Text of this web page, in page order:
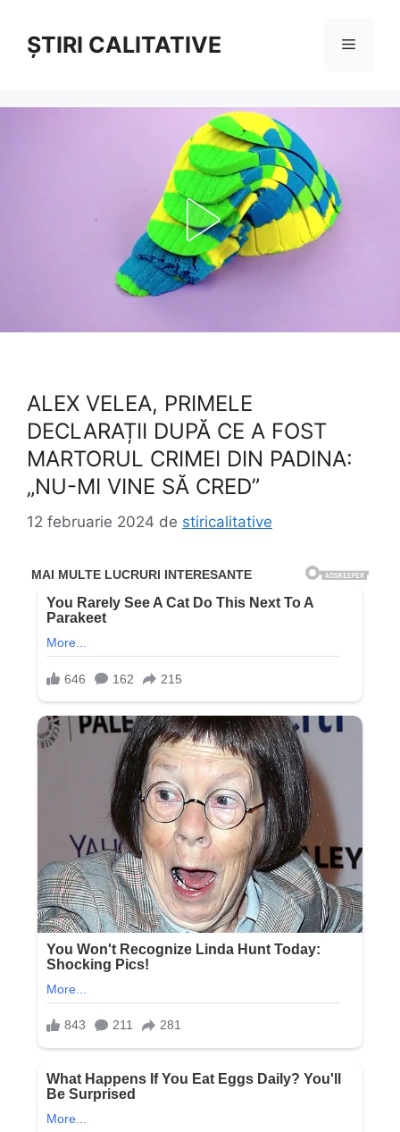
conținutȘTIRI CALITATIVE Meniu
ALEX VELEA, PRIMELE
DECLARAȚII DUPĂ CE A FOST
MARTORUL CRIMEI DIN PADINA:
„NU-MI VINE SĂ CRED”
12 februarie 2024 de stiricalitative